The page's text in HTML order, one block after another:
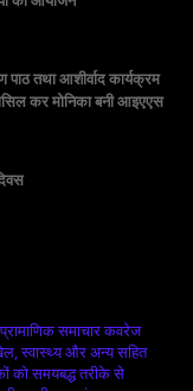
पाठ तथा आशीर्वाद कार्यक्रम
कर मोनिका बनी आइएएस
समाचार कवरेज
स्वास्थ्य और अन्य सहित
को समयबद्ध तरीके से